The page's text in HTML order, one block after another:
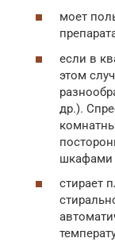
моет
если в
этом
др.).
шкафами
стирает